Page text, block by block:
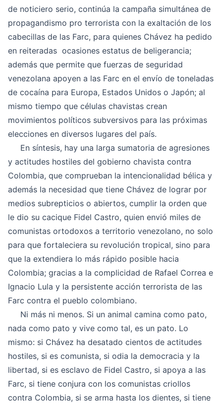
de noticiero serio, continúa la campaña simultánea de
propagandismo pro terrorista con la exaltación de los
cabecillas de las Farc, para quienes Chávez ha pedido
en reiteradas ocasiones estatus de beligerancia;
además que permite que fuerzas de seguridad
venezolana apoyen a las Farc en el envío de toneladas
de cocaína para Europa, Estados Unidos o Japón; al
mismo tiempo que células chavistas crean
movimientos políticos subversivos para las próximas
elecciones en diversos lugares del país.
En síntesis, hay una larga sumatoria de agresiones
y actitudes hostiles del gobierno chavista contra
Colombia, que comprueban la intencionalidad bélica y
además la necesidad que tiene Chávez de lograr por
medios subrepticios o abiertos, cumplir la orden que
le dio su cacique Fidel Castro, quien envió miles de
comunistas ortodoxos a territorio venezolano, no solo
para que fortaleciera su revolución tropical, sino para
que la extendiera lo más rápido posible hacia
Colombia; gracias a la complicidad de Rafael Correa e
Ignacio Lula y la persistente acción terrorista de las
Farc contra el pueblo colombiano.
Ni más ni menos. Si un animal camina como pato,
nada como pato y vive como tal, es un pato. Lo
mismo: si Chávez ha desatado cientos de actitudes
hostiles, si es comunista, si odia la democracia y la
libertad, si es esclavo de Fidel Castro, si apoya a las
Farc, si tiene conjura con los comunistas criollos
contra Colombia, si se arma hasta los dientes, si tiene